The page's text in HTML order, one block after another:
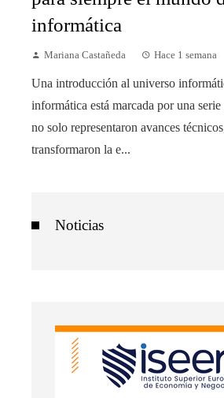
informática
Mariana Castañeda Hace 1 semana
Una introducción al universo
informática está marcada por una
no solo representaron avances
transformaron la e...
Noticias